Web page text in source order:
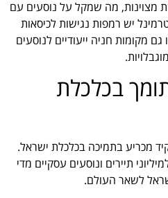
נגישות מצוינות, מה שמקל על נוסעים עם
יש רמפות נגישות לכיסאות
מקומות חניה ייעודיים לנוסעים
טרמינל 1 תומך בכלכלת
תפקיד מכריע בתמיכה בכלכלת ישראל.
תיירים ונוסעים עסקיים מדי
לשאר העולם.